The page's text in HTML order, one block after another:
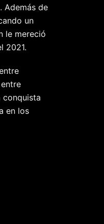
Además de
un
le mereció
2021.
conquista
en los